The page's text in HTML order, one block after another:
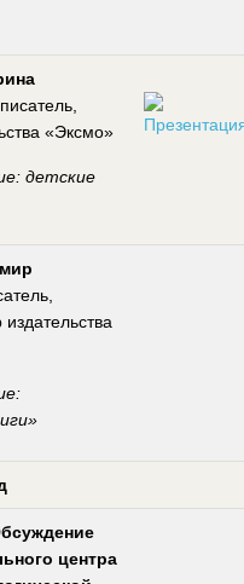
писатель,
«Эксмо»
детские
центра